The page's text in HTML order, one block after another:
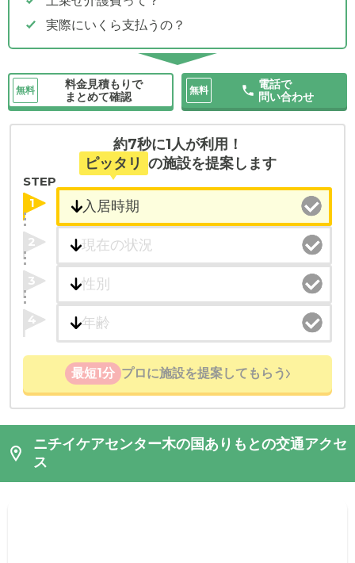
実際にいくら支払うの？
無料
料金見積もりで
まとめて確認
無料
電話で
問い合わせ
約7秒に1人が利用！
ピッタリ の施設を提案します
STEP
1
2
3
4
最短1分 プロに施設を提案してもらう
ニチイケアセンター木の国ありもとの交通アクセ
ス